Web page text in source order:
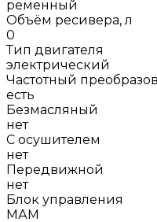
ременный
Объём ресивера, л
0
Тип двигателя
электрический
Частотный
есть
Безмасляный
нет
С осушителем
нет
Передвижной
нет
Блок управления
МАМ